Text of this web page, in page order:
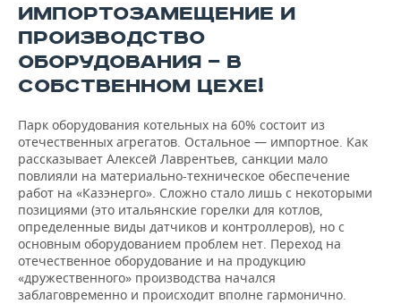
ИМПОРТОЗАМЕЩЕНИЕ И
ПРОИЗВОДСТВО
ОБОРУДОВАНИЯ — В
СОБСТВЕННОМ ЦЕХЕ!
Парк оборудования котельных на 60% состоит из
отечественных агрегатов. Остальное — импортное. Как
рассказывает Алексей Лаврентьев, санкции мало
повлияли на материально-техническое обеспечение
работ на «Казэнерго». Сложно стало лишь с некоторыми
позициями (это итальянские горелки для котлов,
определенные виды датчиков и контроллеров), но с
основным оборудованием проблем нет. Переход на
отечественное оборудование и на продукцию
«дружественного» производства начался
заблаговременно и происходит вполне гармонично.